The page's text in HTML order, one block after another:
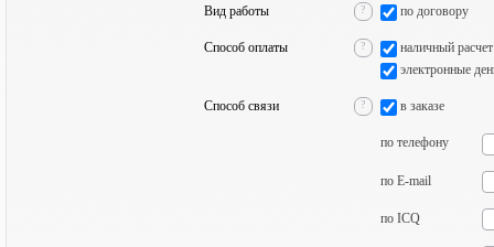
Вид работы ? по договору
Способ оплаты ?
наличный расчет
электронные
Способ связи ? в заказе
по телефону
по E-mail
по ICQ